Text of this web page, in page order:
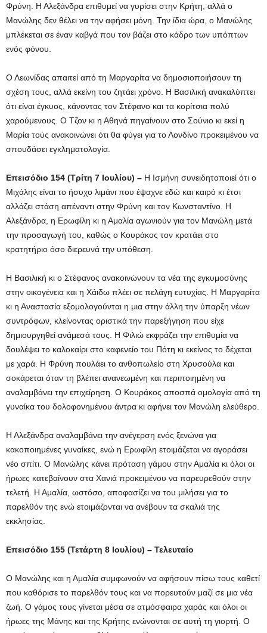
Φρύνη. Η Αλεξάνδρα επιθυμεί να γυρίσει στην Κρήτη, αλλά ο
Μανώλης δεν θέλει να την αφήσει μόνη. Την ίδια ώρα, ο Μανώλης
μπλέκεται σε έναν καβγά που τον βάζει στο κάδρο των υπόπτων
ενός φόνου.
Ο Λεωνίδας απαιτεί από τη Μαργαρίτα να δημοσιοποιήσουν τη
σχέση τους, αλλά εκείνη του ζητάει χρόνο. Η Βασιλική ανακαλύπτει
ότι είναι έγκυος, κάνοντας τον Στέφανο και τα κορίτσια πολύ
χαρούμενους. Ο Τζον κι η Αθηνά πηγαίνουν στο Σούνιο κι εκεί η
Μαρία τούς ανακοινώνει ότι θα φύγει για το Λονδίνο προκειμένου να
σπουδάσει εγκληματολογία.
Επεισόδιο 154 (Τρίτη 7 Ιουλίου) – Η Ισμήνη συνειδητοποιεί ότι ο
Μιχάλης είναι το ήσυχο λιμάνι που έψαχνε εδώ και καιρό κι έτσι
αλλάζει στάση απέναντι στην Φρύνη και τον Κωνσταντίνο. Η
Αλεξάνδρα, η Ερωφίλη κι η Αμαλία αγωνιούν για τον Μανώλη μετά
την προσαγωγή του, καθώς ο Κουράκος τον κρατάει στο
κρατητήριο όσο διερευνά την υπόθεση.
Η Βασιλική κι ο Στέφανος ανακοινώνουν τα νέα της εγκυμοσύνης
στην οικογένεια και η Χάιδω πλέει σε πελάγη ευτυχίας. Η Μαργαρίτα
κι η Αναστασία εξομολογούνται η μια στην άλλη την ύπαρξη νέων
συντρόφων, κλείνοντας οριστικά την παρεξήγηση που είχε
δημιουργηθεί ανάμεσά τους. Η Φιλιώ εκφράζει την επιθυμία να
δουλέψει το καλοκαίρι στο καφενείο του Πότη κι εκείνος το δέχεται
με χαρά. Η Φρύνη πουλάει το ανθοπωλείο στη Χρυσούλα και
σοκάρεται όταν τη βλέπει ανανεωμένη και περιποιημένη να
αναλαμβάνει την επιχείρηση. Ο Κουράκος αποσπά ομολογία από τη
γυναίκα του δολοφονημένου άντρα κι αφήνει τον Μανώλη ελεύθερο.
Η Αλεξάνδρα αναλαμβάνει την ανέγερση ενός ξενώνα για
κακοποιημένες γυναίκες, ενώ η Ερωφίλη ετοιμάζεται να αγοράσει
νέο σπίτι. Ο Μανώλης κάνει πρόταση γάμου στην Αμαλία κι όλοι οι
ήρωες κατεβαίνουν στα Χανιά προκειμένου να παρευρεθούν στην
τελετή. Η Αμαλία, ωστόσο, αποφασίζει να του μιλήσει για το
παρελθόν της ενώ ετοιμάζονται να ανέβουν τα σκαλιά της
εκκλησίας.
Επεισόδιο 155 (Τετάρτη 8 Ιουλίου) – Τελευταίο
Ο Μανώλης και η Αμαλία συμφωνούν να αφήσουν πίσω τους καθετί
που καθόρισε το παρελθόν τους και να πορευτούν μαζί σε μια νέα
ζωή. Ο γάμος τους γίνεται μέσα σε ατμόσφαιρα χαράς και όλοι οι
ήρωες της Μάνης και της Κρήτης ενώνονται σε αυτή τη γιορτή. Ο